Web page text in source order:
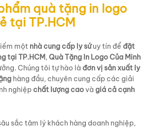
quà tặng in logo
tại TP.HCM
một nhà cung cấp ly sứuy tín để đặt
tại TP.HCM, Quà Tặng In Logo Của Minh
Chúng tôi tự hào là đơn vị sản xuất ly
hàng đầu, chuyên cung cấp các giải
nghiệp chất lượng caovà giá cả cạnh
sắc tâm lý khách hàng doanh nghiệp,